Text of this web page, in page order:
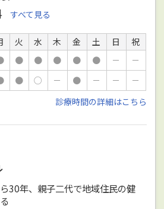
すべて見る
火 水 木 金 土 日
祝
● ● ● ● ● －
－
● ○ － ● － －
－
診療時間の詳細はこちら
30年、親子二代で地域住民の健